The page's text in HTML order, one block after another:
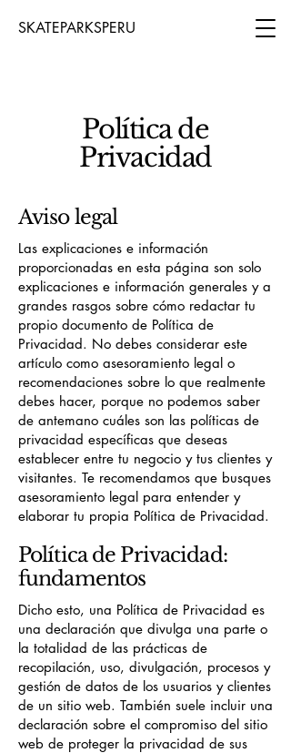
SKATEPARKSPERU
Política de
Privacidad
Aviso legal
Las explicaciones e información
proporcionadas en esta página son solo
explicaciones e información generales y a
grandes rasgos sobre cómo redactar tu
propio documento de Política de
Privacidad. No debes considerar este
artículo como asesoramiento legal o
recomendaciones sobre lo que realmente
debes hacer, porque no podemos saber
de antemano cuáles son las políticas de
privacidad específicas que deseas
establecer entre tu negocio y tus clientes y
visitantes. Te recomendamos que busques
asesoramiento legal para entender y
elaborar tu propia Política de Privacidad.
Política de Privacidad:
fundamentos
Dicho esto, una Política de Privacidad es
una declaración que divulga una parte o
la totalidad de las prácticas de
recopilación, uso, divulgación, procesos y
gestión de datos de los usuarios y clientes
de un sitio web. También suele incluir una
declaración sobre el compromiso del sitio
web de proteger la privacidad de sus